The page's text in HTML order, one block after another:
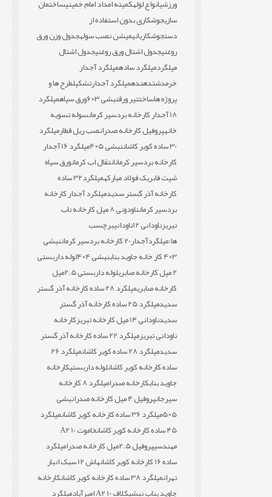
ورزشیانواع لولهکمیته امداد امام خمینیساختمان
سازیجوشکاری بدون استفاده از
دستجوشکاریانیمیشن نصب سولهجدول وزن ورق
روغنیجدول اشتال ورق روغنیجدول اشتال
میلگردمیلگرد سادهمیلگرد آجدار
خرمدشتدهندهمیلگرد آجدارتشکیلطرح ها و
پروژه هاساختتیر ورقنبشی 3×6 ورق سیاهمیلگرد
18 آجدار کارخانه بردسیر کرمان
سوله تسویه
خانهپروفیل کارخانه صدرانصب ریل قطارمیلگرد
30 ساده کویر کاشان
نبشی 5×4
میلگرد 16 آجدار
کارخانه بردسیر کرمانانتقال اب کرمانورق سیاه
شیت فابریک فولاد مبارکه
میلگرد32 ساده
کارخانه آذر گستر سدیدمیلگرد آجدار کارخانه
بردسیر کرمان
ناودونی 8 میل کارخانه ناب
تبریزناودانی 12 ناودانیبرچسب
ها:میلگردآجدار20 کارخانه بردسیر کرمان
نبشی
3×4 کار خانه جاوید بناب
نبشی 4×4
لوله داربستی
2 میل کارخانه صابری
لوله داربستی 2.5میل
کارخانه صابری
میلگرد 28 ساده کارخانه آذر گستر
سدید
میلگرد 25 ساده کارخانه آذر گستر
سدیدناودانی 14 میل کارخانه تبریز
کارخانه
ناودانی تبریز
میلگرد 22 ساده کارخانه آذر گستر
سدیدمیلگرد 28 ساده کویر کاشان
میلگرد 26
ساده کارخانه کویر کاشانلوله داربستیکارخانه
جاوید بنابکارخانه صدرا
میلگرد 8 کارخانه
سیرجانپروفیل 4 میل کارخانه صدرا
نبشی
5×5
میلگرد 36 ساده کارخانه کویر کاشان
میلگرد
45 ساده کارخانه کویر کاشان
خاموت 10 A2
مهندسیپروفیل 2.5میل کارخانه صدرا
میلگرد
ساده 16 کارخانه کویر کاشان
هاش 12 سبک انبار
تهرانمیلگرد 38 ساده کارخانه کویر کاشان
کارخانه
جاوید بناب نبشیکلاف 10 A2 امیرآباد میلگرد